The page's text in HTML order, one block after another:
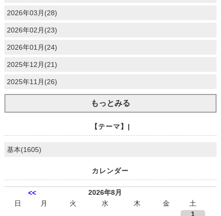
2026年03月(28)
2026年02月(23)
2026年01月(24)
2025年12月(21)
2025年11月(26)
もっとみる
【テーマ】|
基本(1605)
カレンダー
<<
2026年8月
日
月 火 水 木 金
土
1